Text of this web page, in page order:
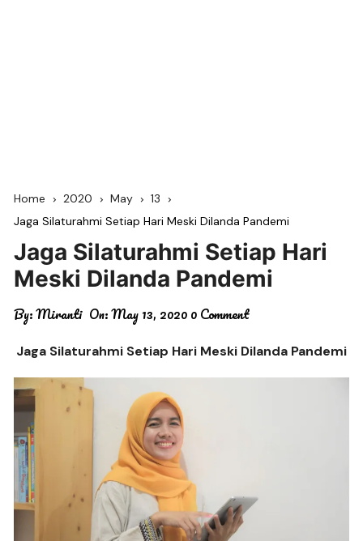
Home 2020 May
13
Jaga Silaturahmi Setiap Hari Meski Dilanda Pandemi
Jaga Silaturahmi Setiap Hari
Meski Dilanda Pandemi
By:Miranti On:May 13, 20200 Comment
Jaga Silaturahmi Setiap Hari Meski Dilanda Pandemi